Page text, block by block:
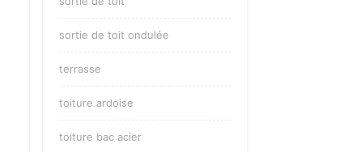
sortie de toit ondulée
terrasse
toiture ardoise
toiture bac acier